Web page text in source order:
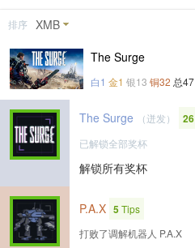
排序 XMB
The Surge
白1 金1 银13 铜32 总47
The Surge （迸发） 26
已解锁全部奖杯
解锁所有奖杯
P.A.X 5Tips
打败了调解机器人 P.A.X